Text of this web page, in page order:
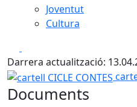
Joventut
Cultura
Darrera actualització:
cartell CICLE CONTES
Documents